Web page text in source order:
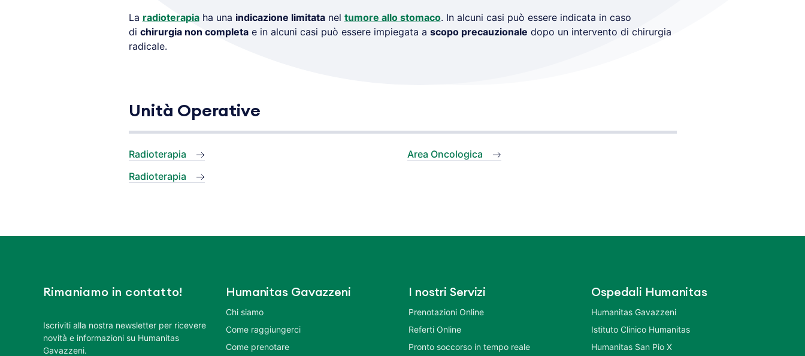
La radioterapiaha una indicazione limitatanel tumore allo stomaco. In alcuni casi può essere indicata in caso
di chirurgia non completae in alcuni casi può essere impiegata a scopo precauzionale dopo un intervento di chirurgia
radicale.
Unità Operative
Radioterapia
Radioterapia
Area Oncologica
Rimaniamo in contatto!
Iscriviti alla nostra newsletter per ricevere
novità e informazioni su Humanitas
Gavazzeni.
Humanitas Gavazzeni
Chi siamo
Come raggiungerci
Come prenotare
I nostri Servizi
Prenotazioni Online
Referti Online
Pronto soccorso in tempo reale
Ospedali Humanitas
Humanitas Gavazzeni
Istituto Clinico Humanitas
Humanitas San Pio X